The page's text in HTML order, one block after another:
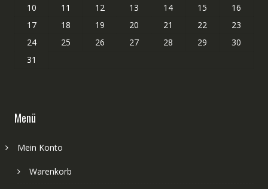
10
11 12 13 14 15
16
17
18 19 20 21 22
23
24
25 26 27 28 29
30
31
Menü
Mein Konto
Warenkorb